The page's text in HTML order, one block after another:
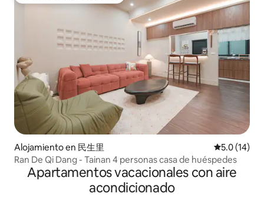
Alojamiento en 民生里 Calificación
5.0 (14)
Ran De Qi Dang - Tainan 4 personas casa de huéspedes
Apartamentos vacacionales con aire
acondicionado